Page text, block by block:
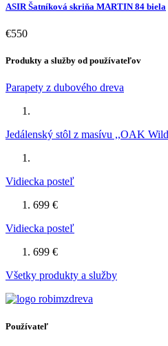
ASIR Šatníková skriňa MARTIN 84 biela
€550
Produkty a služby od používateľov
Parapety z dubového dreva
Jedálenský stôl z masívu ,,OAK
Vidiecka posteľ
699 €
Vidiecka posteľ
699 €
Všetky produkty a služby
Používateľ